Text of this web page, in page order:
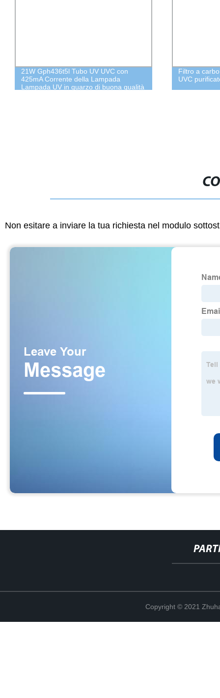
21W Gph436t5l Tubo UV UVC con
425mA Corrente della Lampada
Lampada UV in quarzo di buona qualità
Filtro a
UVC
Non esitare a inviare la tua richiesta nel modulo
Copyright © 2021